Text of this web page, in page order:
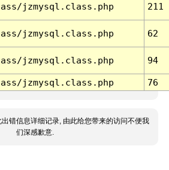
jzmysql.class.php 211
jzmysql.class.php 62
jzmysql.class.php 94
jzmysql.class.php 76
出错信息详细记录, 由此给您带来的访问不便我
们深感歉意.